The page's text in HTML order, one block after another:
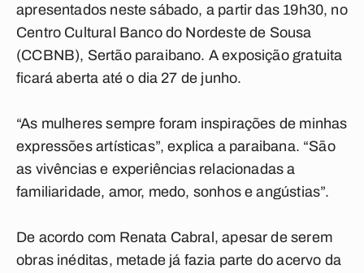
apresentados neste sábado, a partir das 19h30, no
Centro Cultural Banco do Nordeste de Sousa
(CCBNB), Sertão paraibano. A exposição gratuita
ficará aberta até o dia 27 de junho.
“As mulheres sempre foram inspirações de minhas
expressões artísticas”, explica a paraibana. “São
as vivências e experiências relacionadas a
familiaridade, amor, medo, sonhos e angústias”.
De acordo com Renata Cabral, apesar de serem
obras inéditas, metade já fazia parte do acervo da